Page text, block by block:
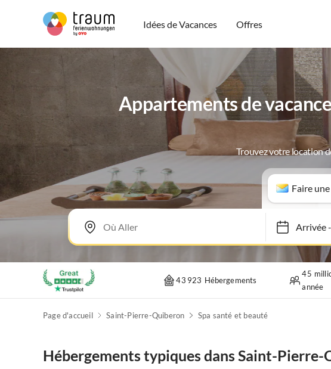
Idées de Vacances Offres
Appartements de
Trouvez votre location
Faire
Arrivée-
43 923 Hébergements
45
année
Page d'accueil Saint-Pierre-Quiberon Spa santé et beauté
Hébergements typiques dans Saint-Pierre-